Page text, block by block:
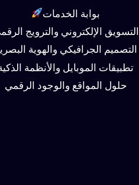
بوابة الخدمات
التسويق الإلكتروني والترويج
التصميم الجرافيكي والهوية
تطبيقات الموبايل والأنظمة
حلول المواقع والوجود الرقمي